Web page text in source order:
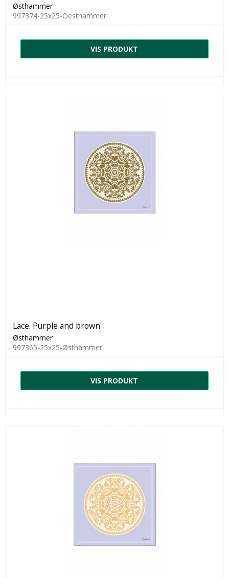
Østhammer
997374-25x25-Oesthammer
VIS PRODUKT
Lace. Purple and brown
Østhammer
997365-25x25-Østhammer
VIS PRODUKT